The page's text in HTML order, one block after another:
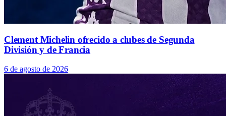
Clement Michelin ofrecido a clubes de Segunda
División y de Francia
6 de agosto de 2026